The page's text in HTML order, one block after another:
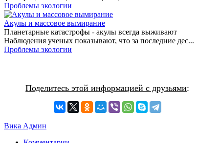
Проблемы экологии
Акулы и массовое вымирание
Планетарные катастрофы - акулы всегда выживают
Наблюдения ученых показывают, что за последние дес...
Проблемы экологии
Поделитесь этой информацией с друзьями:
Вика Админ